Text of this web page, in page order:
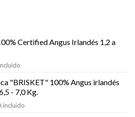
Certified Angus Irlandés 1,2 a
"BRISKET" 100% Angus irlandés
- 7,0 Kg.
incluido